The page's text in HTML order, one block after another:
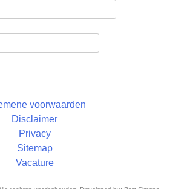
voorwaarden
Disclaimer
Privacy
Sitemap
Vacature
rechten voorbehouden| Developed by: Bart Simons